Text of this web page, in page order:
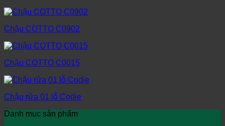
Chậu COTTO C0902
Chậu COTTO C0015
Chậu rửa 01 lỗ Codie
Danh mục sản phẩm